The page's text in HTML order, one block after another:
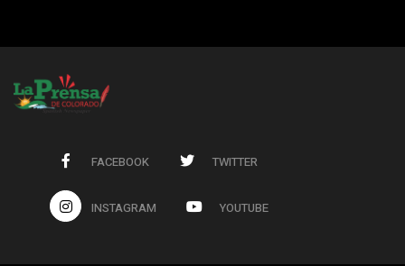
FACEBOOK TWITTER
INSTAGRAM YOUTUBE